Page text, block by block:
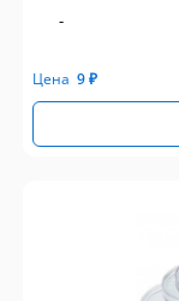
-
Цена 9₽